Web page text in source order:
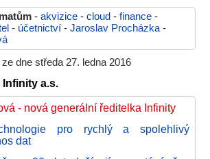
- akvizice - cloud - finance -
- účetnictví - Jaroslav Procházka -
dne středa 27. ledna 2016
a.s.
- nová generální ředitelka Infinity
pro rychlý a spolehlivý
dat